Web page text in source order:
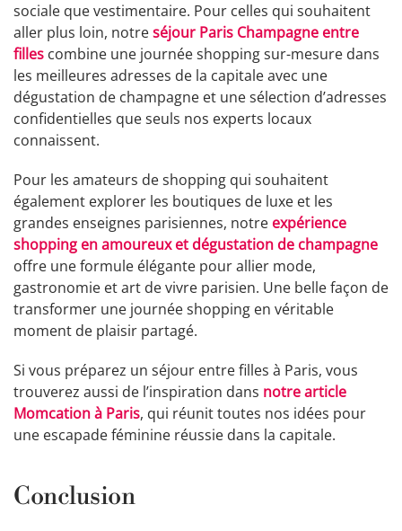
sociale que vestimentaire. Pour celles qui souhaitent
aller plus loin, notreséjour Paris Champagne entre
filles combine une journée shopping sur-mesure dans
les meilleures adresses de la capitale avec une
dégustation de champagne et une sélection d’adresses
confidentielles que seuls nos experts locaux
connaissent.
Pour les amateurs de shopping qui souhaitent
également explorer les boutiques de luxe et les
grandes enseignes parisiennes, notre expérience
shopping en amoureux et dégustation de champagne
offre une formule élégante pour allier mode,
gastronomie et art de vivre parisien. Une belle façon de
transformer une journée shopping en véritable
moment de plaisir partagé.
Si vous préparez un séjour entre filles à Paris, vous
trouverez aussi de l’inspiration dans notre article
Momcation à Paris, qui réunit toutes nos idées pour
une escapade féminine réussie dans la capitale.
Conclusion